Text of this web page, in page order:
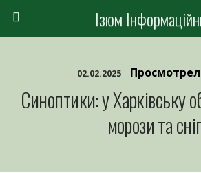
Ізюм
02.02.2025
Синоптики: у Харківську
морози та сніг